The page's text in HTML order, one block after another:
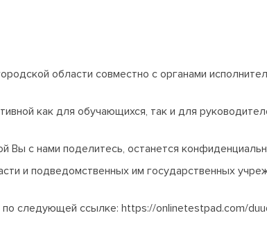
области совместно с органами
как для обучающихся, так и для
Вы с нами поделитесь, останется
и подведомственных им государственных
по следующей ссылке: https://onlinetestpad.com/